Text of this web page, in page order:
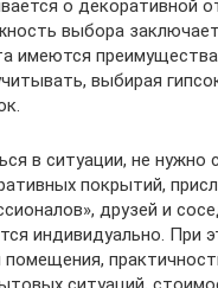
о декоративной
выбора
имеются
выбирая
в ситуации, не нужно
покрытий,
друзей и
индивидуально. При
помещения,